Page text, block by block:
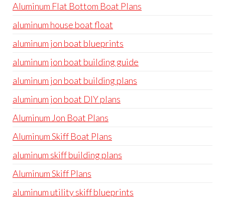
Aluminum Flat Bottom Boat Plans
aluminum house boat float
aluminum jon boat blueprints
aluminum jon boat building guide
aluminum jon boat building plans
aluminum jon boat DIY plans
Aluminum Jon Boat Plans
Aluminum Skiff Boat Plans
aluminum skiff building plans
Aluminum Skiff Plans
aluminum utility skiff blueprints